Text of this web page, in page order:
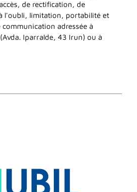
de rectification, de
l'oubli, limitation, portabilité et
adressée à
(Avda. Iparralde, 43 Irun) ou à